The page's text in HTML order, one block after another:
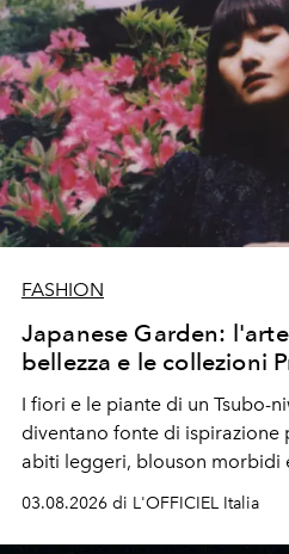
FASHION
Japanese Garden:
bellezza e le collezioni
I fiori e le piante di un Tsubo-
diventano fonte di ispirazione
abiti leggeri, blouson morbidi
03.08.2026 di L'OFFICIEL Italia